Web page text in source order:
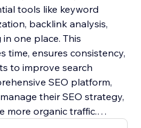
tools like keyword
backlink analysis,
one place. This
time, ensures consistency,
to improve search
SEO platform,
their SEO strategy,
more organic traffic.